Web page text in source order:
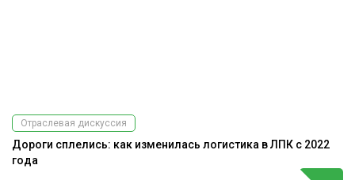
Отраслевая дискуссия
Дороги сплелись: как изменилась логистика в ЛПК с 2022
года